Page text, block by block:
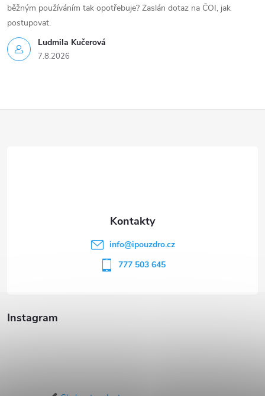
Ludmila Kučerová
7.8.2026
běžným používáním tak opotřebuje? Zaslán dotaz na ČOI, jak
postupovat.
Instagram
info@ipouzdro.cz
777 503 645